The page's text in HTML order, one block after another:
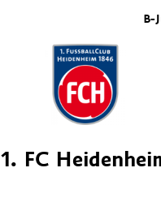
B-
1. FC